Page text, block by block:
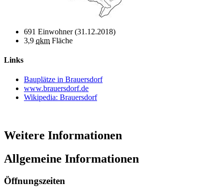
691 Einwohner (31.12.2018)
3,9 qkm Fläche
Links
Bauplätze in Brauersdorf
www.brauersdorf.de
Wikipedia: Brauersdorf
Weitere Informationen
Allgemeine Informationen
Öffnungszeiten